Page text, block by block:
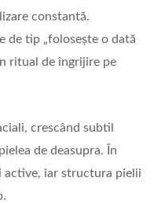
constantă.
de tip „folosește o dată
ritual de îngrijire pe
crescând subtil
de deasupra. În
active, iar structura pielii